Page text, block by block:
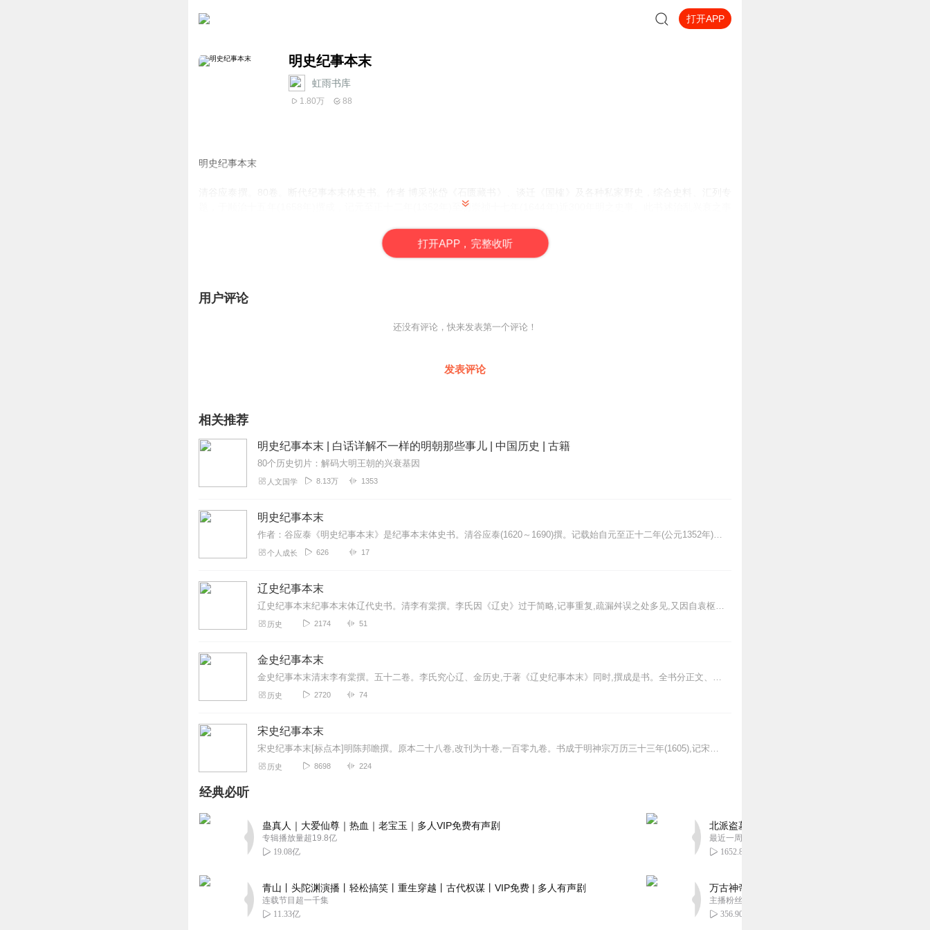
打开APP
明史纪事本末
虹雨书库
1.80万 88
明史纪事本末
题，于顺治十五年(1658年)撰成，记元至正十二年(1352年)至明崇祯十七年(1644年)近300年明之史事。此书述治乱兴衰之事
书早于官修《明史》80年撰成，可作考证《明史》之用。有顺治十五年筑益堂原刻本，翻刻以江西、广雅书局本最为通行。
今中华书局校点本，多所参考校订，并收录以傅以礼传抄本为底本之《明末纪事本末补遗》6卷，清初彭祖贻所著《明史纪事
打开APP，完整收听
用户评论
还没有评论，快来发表第一个评论！
发表评论
相关推荐
明史纪事本末 | 白话详解不一样的明朝那些事儿 | 中国历史 | 古籍
80个历史切片：解码大明王朝的兴衰基因
人文国学 8.13万 1353
明史纪事本末
作者：谷应泰《明史纪事本末》是纪事本末体史书。清谷应泰(1620～1690)撰。记载始自元至正十二年(公元1352年)朱元璋起兵，止于崇祯十七年(公元1644...
个人成长 626 17
辽史纪事本末
辽史纪事本末纪事本末体辽代史书。清李有棠撰。李氏因《辽史》过于简略,记事重复,疏漏舛误之处多见,又因自袁枢首创纪事本末体,“嗣后沿作者多,历史俱备,惟辽、金尚觉...
历史 2174 51
金史纪事本末
金史纪事本末清末李有棠撰。五十二卷。李氏究心辽、金历史,于著《辽史纪事本末》同时,撰成是书。全书分正文、考异二部分,正文俱本正史,列有帝基肇造、克辽诸路、张邦昌...
历史 2720 74
宋史纪事本末
宋史纪事本末[标点本]明陈邦瞻撰。原本二十八卷,改刊为十卷,一百零九卷。书成于明神宗万历三十三年(1605),记宋太祖代周至文天祥、谢枋得殉国两宋三百余年历史,...
历史 8698 224
经典必听
蛊真人｜大爱仙尊｜热血｜老宝玉｜多人VIP免费有声剧
专辑播放量超19.8亿
19.08亿
青山丨头陀渊演播丨轻松搞笑丨重生穿越丨古代权谋丨VIP免费 | 多人有声剧
连载节目超一千集
11.33亿
北派盗墓笔记丨头陀渊出品丨悬疑灵异丨摸金校尉
最近一周更新
1652.85万
万古神帝丨玄幻丨热血丨紫襟团队演播丨多人有声
主播粉丝2836万
356.90万